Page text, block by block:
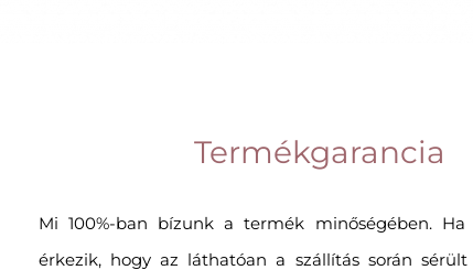
Termékgarancia
Mi 100%-ban bízunk a termék minőségében.
érkezik, hogy az láthatóan a szállítás során